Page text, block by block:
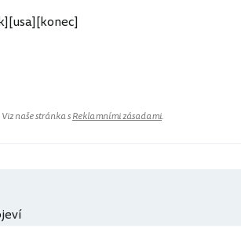
naše stránka sReklamními zásadami.